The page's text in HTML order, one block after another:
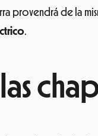
provendrá de la
.